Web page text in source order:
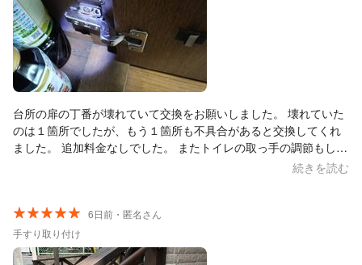
台所の扉の丁番が壊れていて交換をお願いしました。 壊れていた
のは１箇所でしたが、もう１箇所も不具合があると交換してくれ
ました。 追加料金なしでした。 またトイレの取っ手の調節もして
頂きました。 お仕事も丁寧でした。 家も古くなりあちらこちらに
続きを読む
6日前・匿名さん
手すり取り付け